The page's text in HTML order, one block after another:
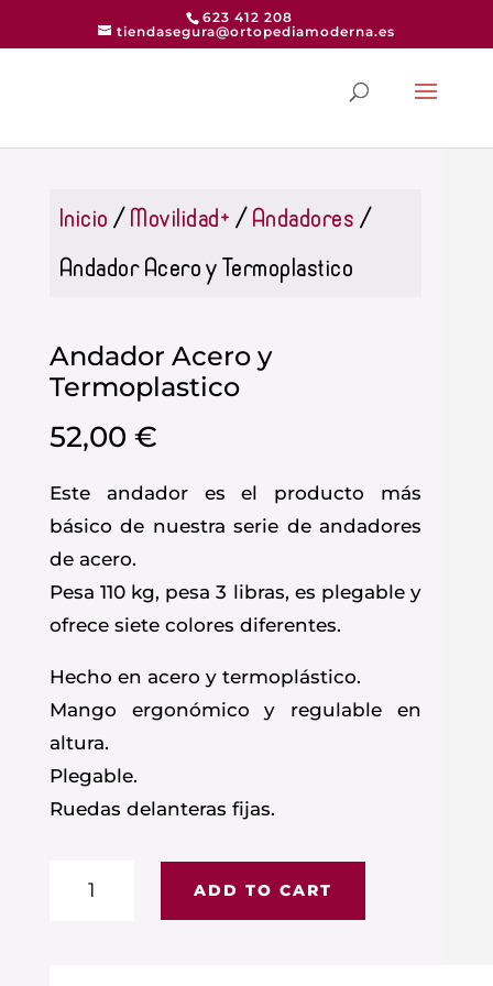
623 412 208
tiendasegura@ortopediamoderna.es
Inicio/Movilidad+/Andadores/
Andador Acero y Termoplastico
Andador Acero y
Termoplastico
52,00 €
Este andador es el producto más
básico de nuestra serie de andadores
de acero.
Pesa 110 kg, pesa 3 libras, es plegable y
ofrece siete colores diferentes.
Hecho en acero y termoplástico.
Mango ergonómico y regulable en
altura.
Plegable.
Ruedas delanteras fijas.
Acero
ADD TO CART